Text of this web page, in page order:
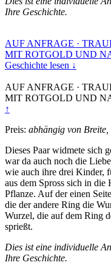
Ihre Geschichte.
AUF ANFRAGE ·
MIT ROTGOLD UND
Geschichte lesen ↓
AUF ANFRAGE ·
MIT ROTGOLD UND
↑
Preis: abhängig von
Dieses Paar widmete sich
war da auch noch die
wie auch ihre drei Kinder,
aus dem Spross sich in
Pflanze. Auf der einen
die der andere Ring die
Wurzel, die auf dem Ring
sprießt.
Dies ist eine individuelle
Ihre Geschichte.